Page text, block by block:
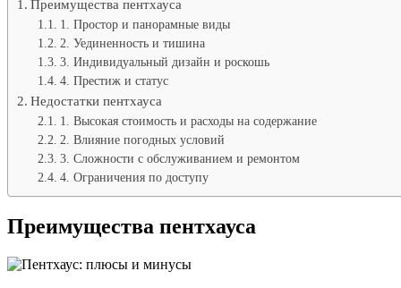
Преимущества пентхауса
1. Простор и панорамные виды
2. Уединенность и тишина
3. Индивидуальный дизайн и роскошь
4. Престиж и статус
Недостатки пентхауса
1. Высокая стоимость и расходы на содержание
2. Влияние погодных условий
3. Сложности с обслуживанием и ремонтом
4. Ограничения по доступу
Преимущества пентхауса